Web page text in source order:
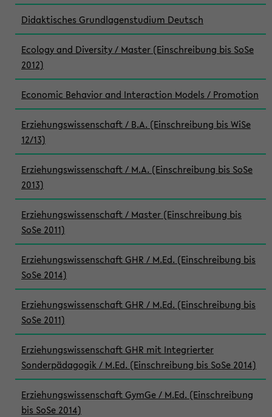
Didaktisches Grundlagenstudium Deutsch
Ecology and Diversity / Master (Einschreibung bis SoSe
2012)
Economic Behavior and Interaction Models / Promotion
Erziehungswissenschaft / B.A. (Einschreibung bis WiSe
12/13)
Erziehungswissenschaft / M.A. (Einschreibung bis SoSe
2013)
Erziehungswissenschaft / Master (Einschreibung bis
SoSe 2011)
Erziehungswissenschaft GHR / M.Ed. (Einschreibung bis
SoSe 2014)
Erziehungswissenschaft GHR / M.Ed. (Einschreibung bis
SoSe 2011)
Erziehungswissenschaft GHR mit Integrierter
Sonderpädagogik / M.Ed. (Einschreibung bis SoSe 2014)
Erziehungswissenschaft GymGe / M.Ed. (Einschreibung
bis SoSe 2014)